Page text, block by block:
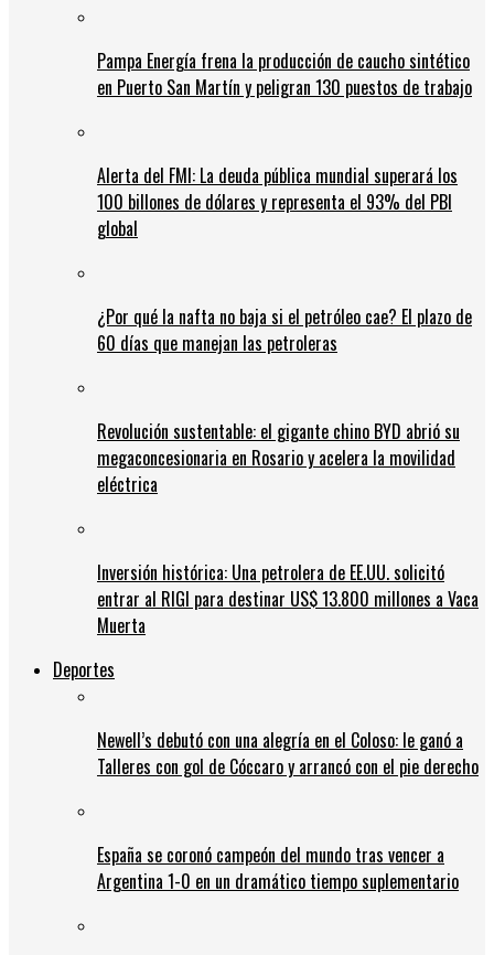
Pampa Energía frena la producción de caucho sintético
en Puerto San Martín y peligran 130 puestos de trabajo
Alerta del FMI: La deuda pública mundial superará los
100 billones de dólares y representa el 93% del PBI
global
¿Por qué la nafta no baja si el petróleo cae? El plazo de
60 días que manejan las petroleras
Revolución sustentable: el gigante chino BYD abrió su
megaconcesionaria en Rosario y acelera la movilidad
eléctrica
Inversión histórica: Una petrolera de EE.UU. solicitó
entrar al RIGI para destinar US$ 13.800 millones a Vaca
Muerta
Deportes
Newell’s debutó con una alegría en el Coloso: le ganó a
Talleres con gol de Cóccaro y arrancó con el pie derecho
España se coronó campeón del mundo tras vencer a
Argentina 1-0 en un dramático tiempo suplementario